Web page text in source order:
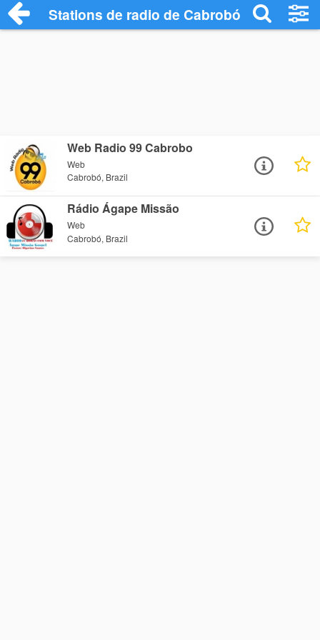
Stations de radio de Cabrobó
Web Radio 99 Cabrobo
Web
Cabrobó, Brazil
Rádio Ágape Missão
Web
Cabrobó, Brazil